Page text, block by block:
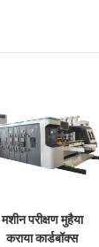
मशीन परीक्षण मुहैया
कराया कार्डबॉक्स